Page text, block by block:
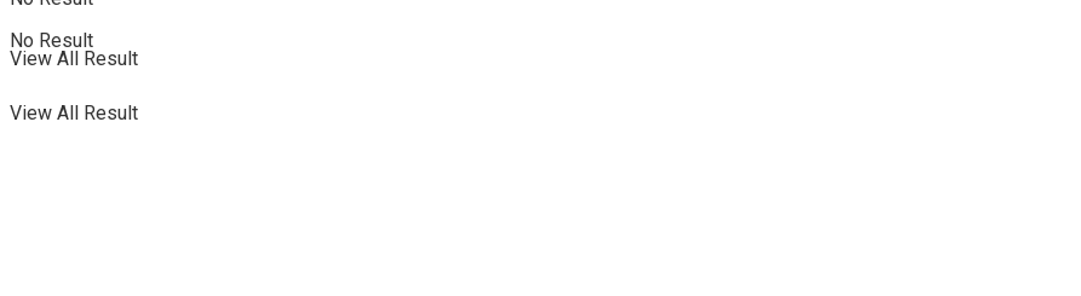
No Result
View All Result
View All Result